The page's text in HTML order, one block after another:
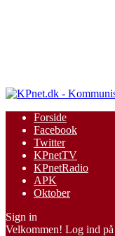
Forside
Facebook
Twitter
KPnetTV
KPnetRadio
APK
Oktober
Sign in
Velkommen! Log ind